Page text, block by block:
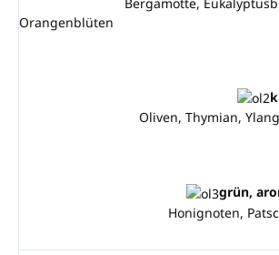
Orangenblüten
Oliven, Thymian, Ylang,
grün,
Honignoten, Patschuli,